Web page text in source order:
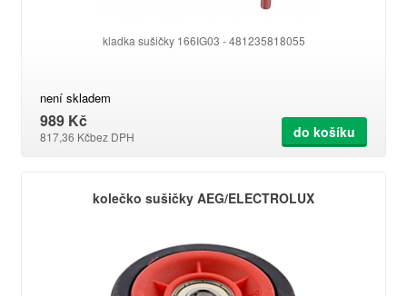
kladka sušičky 166IG03 - 481235818055
není skladem
989 Kč
817,36 Kčbez DPH do košíku
kolečko sušičky AEG/ELECTROLUX